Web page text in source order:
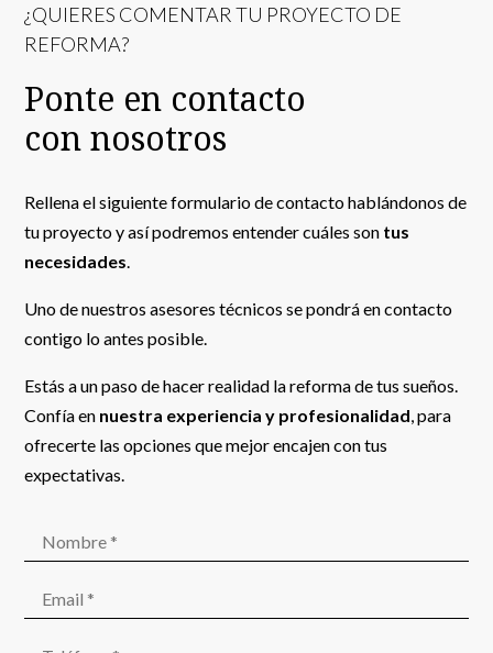
¿QUIERES COMENTAR TU PROYECTO DE
REFORMA?
Ponte en contacto
con nosotros
Rellena el siguiente formulario de contacto hablándonos de
tu proyecto y así podremos entender cuáles son tus
necesidades
Uno de nuestros asesores técnicos se pondrá en contacto
contigo lo antes posible.
Estás a un paso de hacer realidad la reforma de tus sueños.
Confía en nuestra experiencia y profesionalidad , para
ofrecerte las opciones que mejor encajen con tus
expectativas.